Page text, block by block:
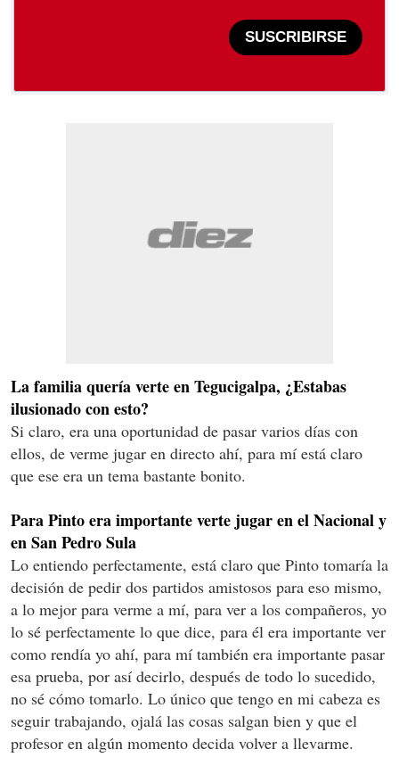
SUSCRIBIRSE
La familia quería verte en Tegucigalpa, ¿Estabas
ilusionado con esto?
Si claro, era una oportunidad de pasar varios días con
ellos, de verme jugar en directo ahí, para mí está claro
que ese era un tema bastante bonito.
Para Pinto era importante verte jugar en el Nacional y
en San Pedro Sula
Lo entiendo perfectamente, está claro que Pinto tomaría la
decisión de pedir dos partidos amistosos para eso mismo,
a lo mejor para verme a mí, para ver a los compañeros, yo
lo sé perfectamente lo que dice, para él era importante ver
como rendía yo ahí, para mí también era importante pasar
esa prueba, por así decirlo, después de todo lo sucedido,
no sé cómo tomarlo. Lo único que tengo en mi cabeza es
seguir trabajando, ojalá las cosas salgan bien y que el
profesor en algún momento decida volver a llevarme.